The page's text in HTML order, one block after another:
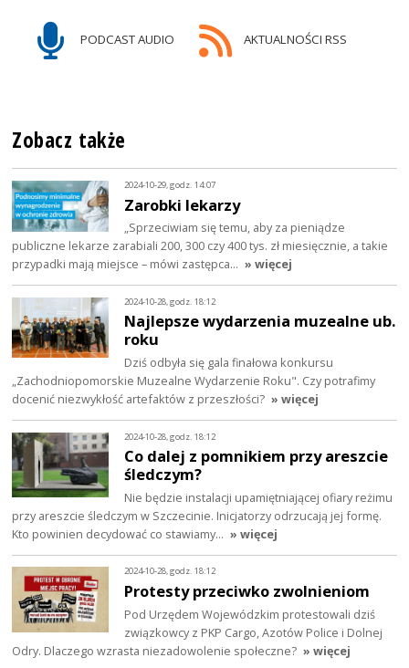
PODCAST AUDIO AKTUALNOŚCI RSS
Zobacz także
2024-10-29, godz. 14:07
Zarobki lekarzy
„Sprzeciwiam się temu, aby za pieniądze
publiczne lekarze zarabiali 200, 300 czy 400 tys. zł miesięcznie, a takie
przypadki mają miejsce – mówi zastępca… » więcej
2024-10-28, godz. 18:12
Najlepsze wydarzenia muzealne ub.
roku
Dziś odbyła się gala finałowa konkursu
„Zachodniopomorskie Muzealne Wydarzenie Roku". Czy potrafimy
docenić niezwykłość artefaktów z przeszłości? » więcej
2024-10-28, godz. 18:12
Co dalej z pomnikiem przy areszcie
śledczym?
Nie będzie instalacji upamiętniającej ofiary reżimu
przy areszcie śledczym w Szczecinie. Inicjatorzy odrzucają jej formę.
Kto powinien decydować co stawiamy… » więcej
2024-10-28, godz. 18:12
Protesty przeciwko zwolnieniom
Pod Urzędem Wojewódzkim protestowali dziś
związkowcy z PKP Cargo, Azotów Police i Dolnej
Odry. Dlaczego wzrasta niezadowolenie społeczne? » więcej